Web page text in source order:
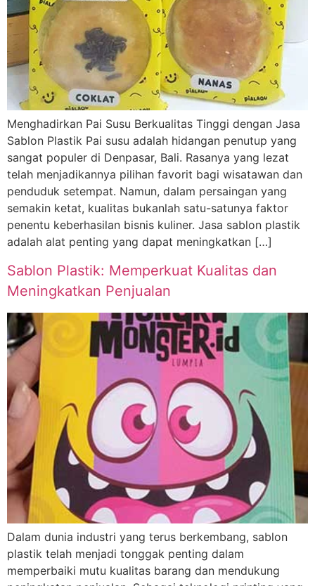
Menghadirkan Pai Susu Berkualitas Tinggi dengan Jasa
Sablon Plastik Pai susu adalah hidangan penutup yang
sangat populer di Denpasar, Bali. Rasanya yang lezat
telah menjadikannya pilihan favorit bagi wisatawan dan
penduduk setempat. Namun, dalam persaingan yang
semakin ketat, kualitas bukanlah satu-satunya faktor
penentu keberhasilan bisnis kuliner. Jasa sablon plastik
adalah alat penting yang dapat meningkatkan […]
Sablon Plastik: Memperkuat Kualitas dan
Meningkatkan Penjualan
Dalam dunia industri yang terus berkembang, sablon
plastik telah menjadi tonggak penting dalam
memperbaiki mutu kualitas barang dan mendukung